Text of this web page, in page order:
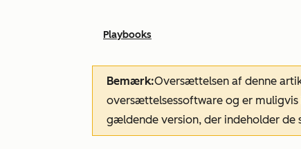
Playbooks
Bemærk:Oversættelsen af denne
oversættelsessoftware og er
gældende version, der indeholder de